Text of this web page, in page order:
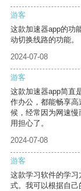
游客
这款加速器app的功
动切换线路的功能。
2024-07-08
游客
这款加速器app简直
作办公，都能畅享
候，经常因为网速
用担心了。
2024-07-08
游客
这款学习软件的学
式。我可以根据自己